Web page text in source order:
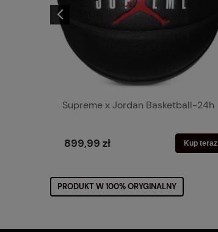
Supreme x Jordan Basketball-24h
899,99 zł Kup teraz
PRODUKT W 100% ORYGINALNY